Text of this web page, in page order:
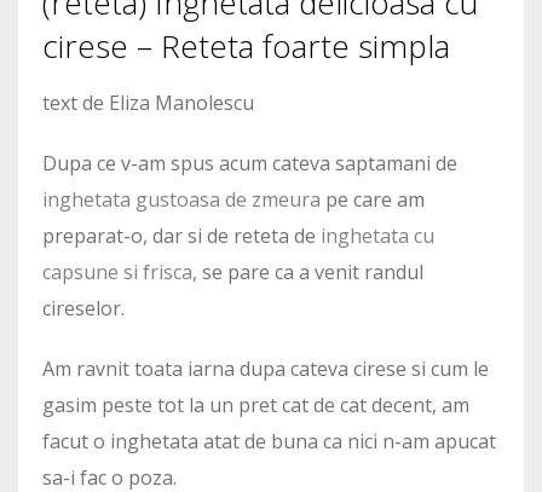
cirese – Reteta foarte simpla
text de Eliza Manolescu
Dupa ce v-am spus acum cateva saptamani de
inghetata gustoasa de zmeura pe care am
preparat-o, dar si de reteta de inghetata cu
capsune si frisca, se pare ca a venit randul
cireselor.
Am ravnit toata iarna dupa cateva cirese si cum le
gasim peste tot la un pret cat de cat decent, am
facut o inghetata atat de buna ca nici n-am apucat
sa-i fac o poza.